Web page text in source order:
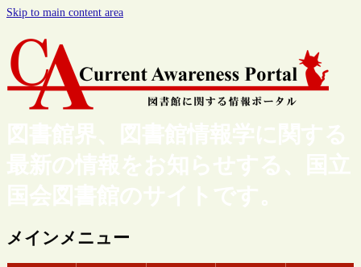
Skip to main content area
図書館界、図書館情報学に関する
最新の情報をお知らせする、国立
国会図書館のサイトです。
メインメニュー